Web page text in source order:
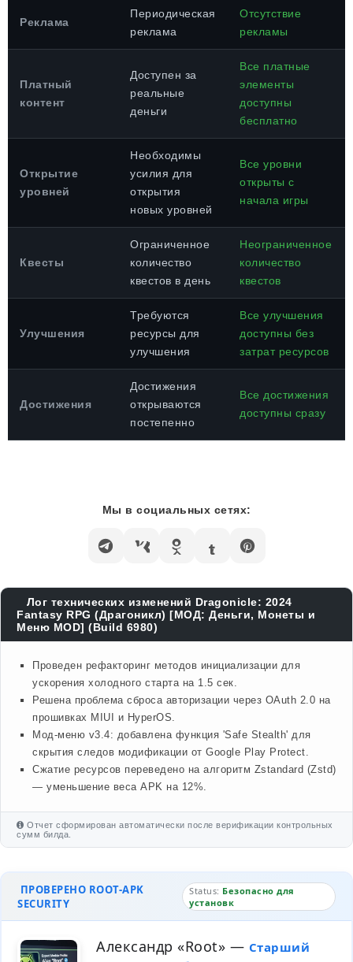
Реклама
Периодическая
реклама
Отсутствие
рекламы
Платный
контент
Доступен за
реальные
деньги
Все платные
элементы
доступны
бесплатно
Открытие
уровней
Необходимы
усилия для
открытия
новых уровней
Все уровни
открыты с
начала игры
Квесты
Ограниченное
количество
квестов в день
Неограниченное
количество
квестов
Улучшения
Требуются
ресурсы для
улучшения
Все улучшения
доступны без
затрат ресурсов
Достижения
Достижения
открываются
постепенно
Все достижения
доступны сразу
Мы в социальных сетях:
Лог технических изменений Dragonicle: 2024
Fantasy RPG (Драгоникл) [МОД: Деньги, Монеты и
Меню MOD] (Build 6980)
Проведен рефакторинг методов инициализации для
ускорения холодного старта на 1.5 сек.
Решена проблема сброса авторизации через OAuth 2.0 на
прошивках MIUI и HyperOS.
Мод-меню v3.4: добавлена функция 'Safe Stealth' для
скрытия следов модификации от Google Play Protect.
Сжатие ресурсов переведено на алгоритм Zstandard (Zstd)
— уменьшение веса APK на 12%.
Отчет сформирован автоматически после верификации контрольных
сумм билда.
ПРОВЕРЕНО ROOT-APK
SECURITY
Status: Безопасно для
установк
Александр «Root» — Старший